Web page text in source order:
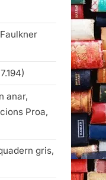
anar,
Proa,
gris,